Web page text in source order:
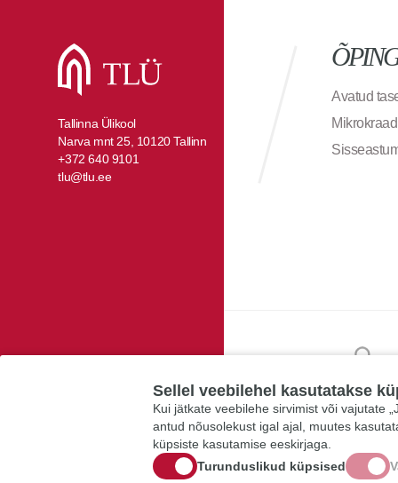
Tallinna Ülikool
Narva mnt 25, 10120 Tallinn
+372 640 9101
tlu@tlu.ee
Avatud
Sellel veebilehel kasutatakse
Kui jätkate veebilehe sirvimist või vajutate
antud nõusolekust igal ajal, muutes
küpsiste kasutamise eeskirjaga.
Turunduslikud küpsised